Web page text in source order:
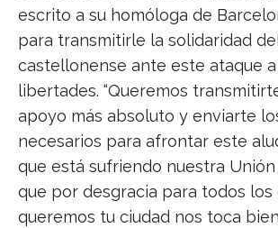
escrito a su homóloga de
para transmitirle la solidaridad
castellonense ante este ataque a
libertades. “Queremos
apoyo más absoluto y enviarte
necesarios para afrontar este
que está sufriendo nuestra
que por desgracia para todos los
queremos tu ciudad nos toca